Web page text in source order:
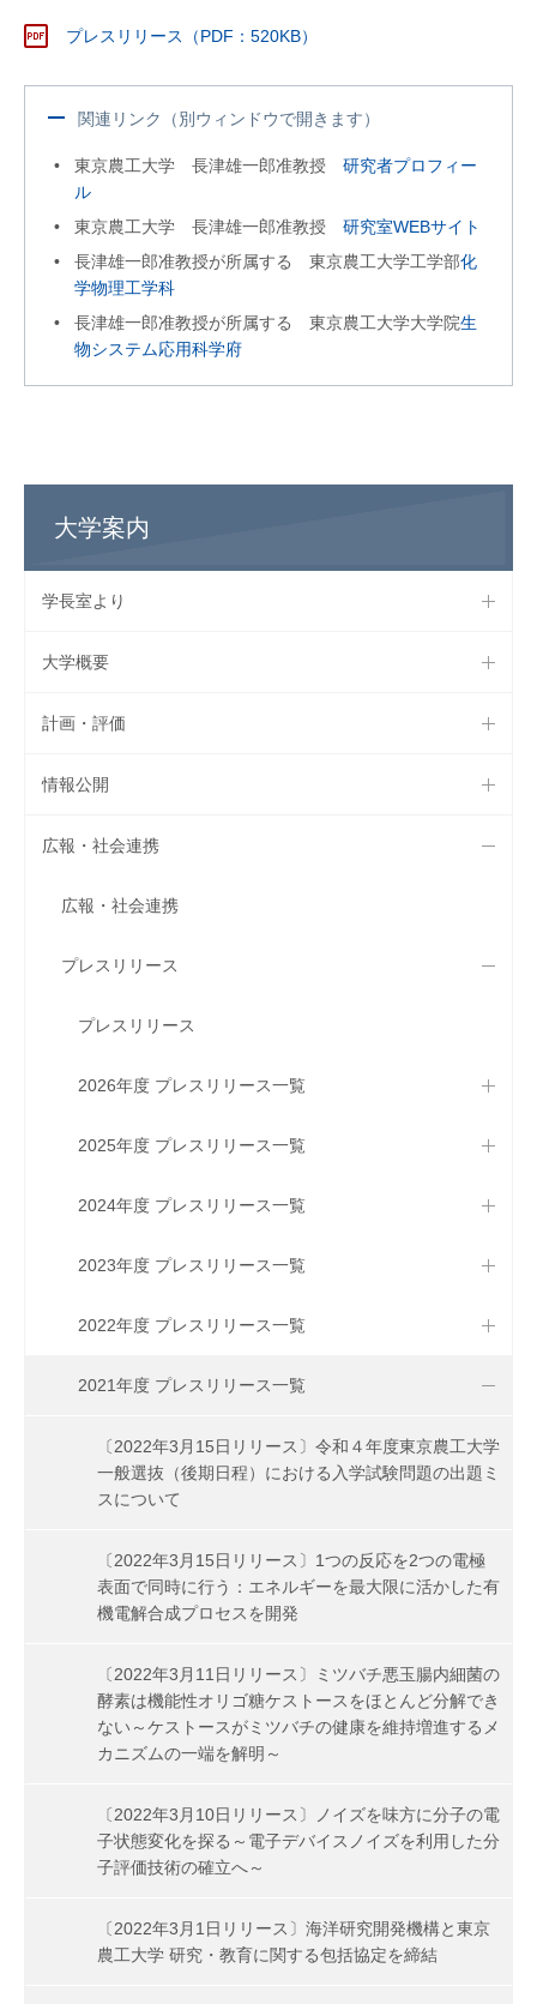
プレスリリース（PDF：520KB）
関連リンク（別ウィンドウで開きます）
東京農工大学 長津雄一郎准教授研究者プロフィー
ル
東京農工大学 長津雄一郎准教授研究室WEBサイト
長津雄一郎准教授が所属する 東京農工大学工学部化
学物理工学科
長津雄一郎准教授が所属する 東京農工大学大学院生
物システム応用科学府
大学案内
学長室より
大学概要
計画・評価
情報公開
広報・社会連携
広報・社会連携
プレスリリース
プレスリリース
2026年度 プレスリリース一覧
2025年度 プレスリリース一覧
2024年度 プレスリリース一覧
2023年度 プレスリリース一覧
2022年度 プレスリリース一覧
2021年度 プレスリリース一覧
〔2022年3月15日リリース〕令和４年度東京農工大学
一般選抜（後期日程）における入学試験問題の出題ミ
スについて
〔2022年3月15日リリース〕1つの反応を2つの電極
表面で同時に行う：エネルギーを最大限に活かした有
機電解合成プロセスを開発
〔2022年3月11日リリース〕ミツバチ悪玉腸内細菌の
酵素は機能性オリゴ糖ケストースをほとんど分解でき
ない～ケストースがミツバチの健康を維持増進するメ
カニズムの一端を解明～
〔2022年3月10日リリース〕ノイズを味方に分子の電
子状態変化を探る～電子デバイスノイズを利用した分
子評価技術の確立へ～
〔2022年3月1日リリース〕海洋研究開発機構と東京
農工大学 研究・教育に関する包括協定を締結